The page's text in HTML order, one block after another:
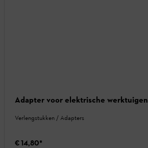
Adapter voor elektrische werktuigen
Verlengstukken / Adapters
€ 14,80*